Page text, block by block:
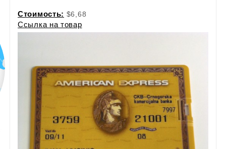
Стоимость: $6,68
Ссылка на товар